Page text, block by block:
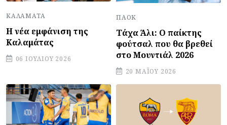
ΚΑΛΑΜΆΤΑ
Η νέα εμφάνιση της
Καλαμάτας
06 ΙΟΥΛΊΟΥ 2026
ΠΑΟΚ
Τάχα Άλι: Ο παίκτης
φούτσαλ που θα βρεθεί
στο Μουντιάλ 2026
20 ΜΑΪ́ΟΥ 2026